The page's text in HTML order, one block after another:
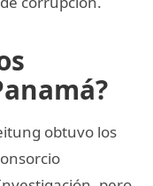
obtuvo los